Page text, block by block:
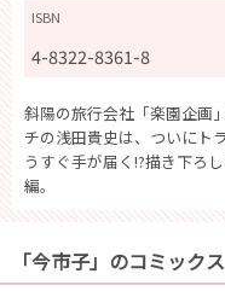
ISBN
4-8322-8361-8
斜陽の旅行会社「楽園企画
チの浅田貴史は、ついにト
うすぐ手が届く!?描き下ろ
編。
「今市子」のコミックス